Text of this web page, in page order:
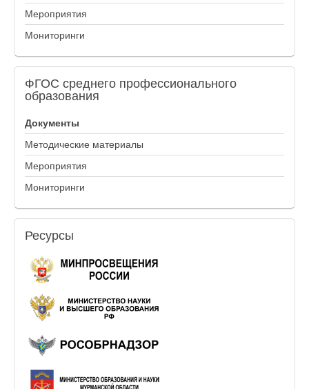
Мероприятия
Мониторинги
ФГОС среднего профессионального
образования
Документы
Методические материалы
Мероприятия
Мониторинги
Ресурсы